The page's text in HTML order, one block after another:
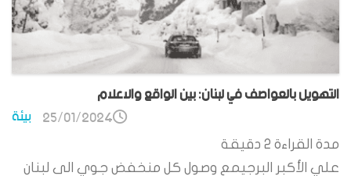
التهويل بالعواصف في لبنان: بين الواقع والاعلام
بيئة 25/01/2024
مدة القراءة 2 دقيقة
علي الأكبر البرجيمع وصول كل منخفض جوي الى لبنان